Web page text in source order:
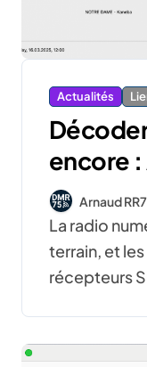
Actualités
encore
welle.io
face à
Arnaud
La radio numérique DAB+ gagne du
terrain, et
récepteurs